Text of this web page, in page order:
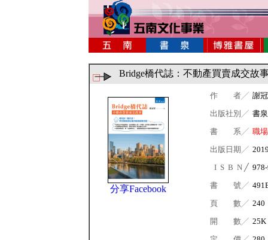
Bridge橋代誌：不動產買賣成交故
分享Facebook
作 者╱ 謝
出版社別╱ 書泉
書 系╱ 職
出版日期╱
I S B N ╱
書 號╱
頁 數╱ 240
開 數╱ 25K